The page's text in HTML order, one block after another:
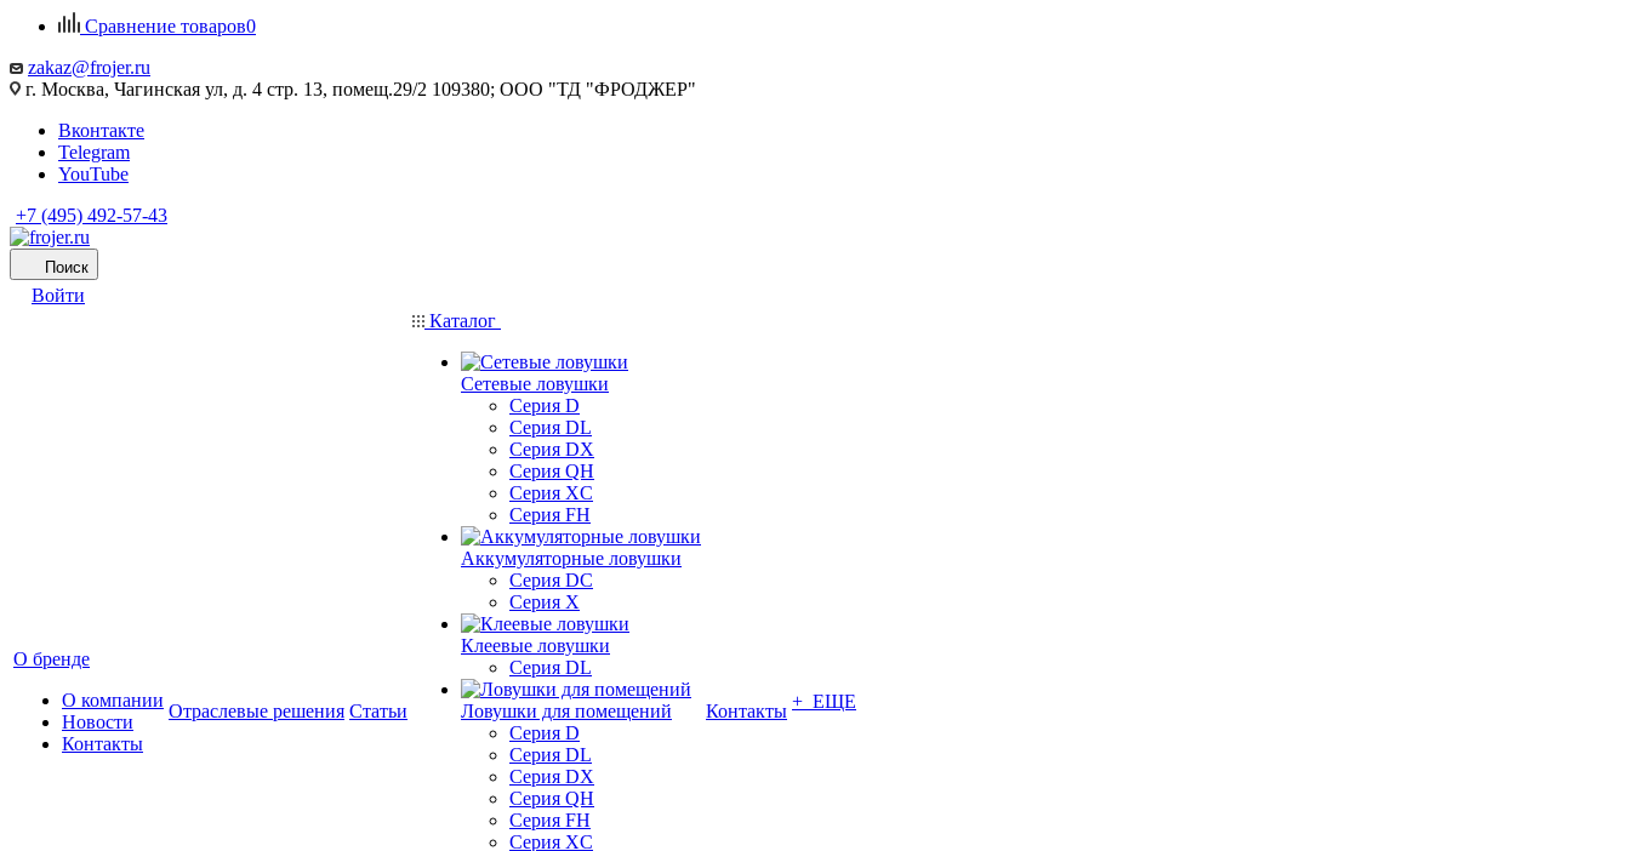
Сравнение товаров0
zakaz@frojer.ru
г. Москва, Чагинская ул, д. 4 стр. 13, помещ.29/2 109380; ООО "ТД "ФРОДЖЕР"
Вконтакте
Telegram
YouTube
+7 (495) 492-57-43
Поиск
Войти
О бренде
О компании
Новости
Контакты
Отраслевые решения Статьи
Каталог
Сетевые ловушки
Серия D
Серия DL
Серия DX
Серия QH
Серия XC
Серия FH
Аккумуляторные ловушки
Серия DC
Серия X
Клеевые ловушки
Серия DL
Ловушки для помещений
Серия D
Серия DL
Серия DX
Серия QH
Серия FH
Серия XC
Контакты + ЕЩЕ